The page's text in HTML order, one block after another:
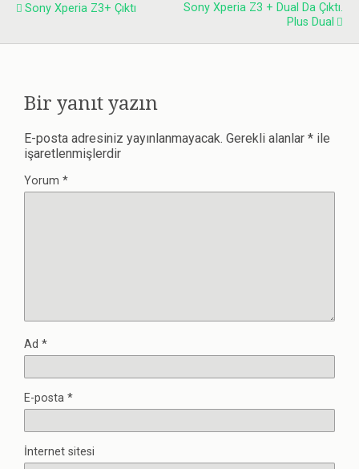
Sony Xperia Z3+ Çıktı
Sony Xperia Z3 + Dual Da Çıktı.
Plus Dual
Bir yanıt yazın
E-posta adresiniz yayınlanmayacak. Gerekli alanlar * ile
işaretlenmişlerdir
Yorum *
Ad *
E-posta *
İnternet sitesi